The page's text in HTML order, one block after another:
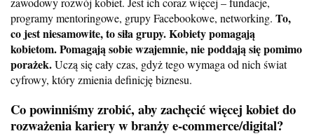
programy mentoringowe, grupy Facebookowe, networking. To,
co jest niesamowite, to siła grupy. Kobiety pomagają
kobietom. Pomagają sobie wzajemnie, nie poddają się pomimo
porażek.Uczą się cały czas, gdyż tego wymaga od nich świat
cyfrowy, który zmienia definicję biznesu.
Co powinniśmy zrobić, aby zachęcić więcej kobiet do
rozważenia kariery w branżye-commerce/digital?